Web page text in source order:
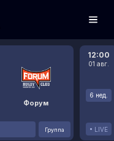
Форум
Группа
12:00
01 авг.
6 нед.
LIVE